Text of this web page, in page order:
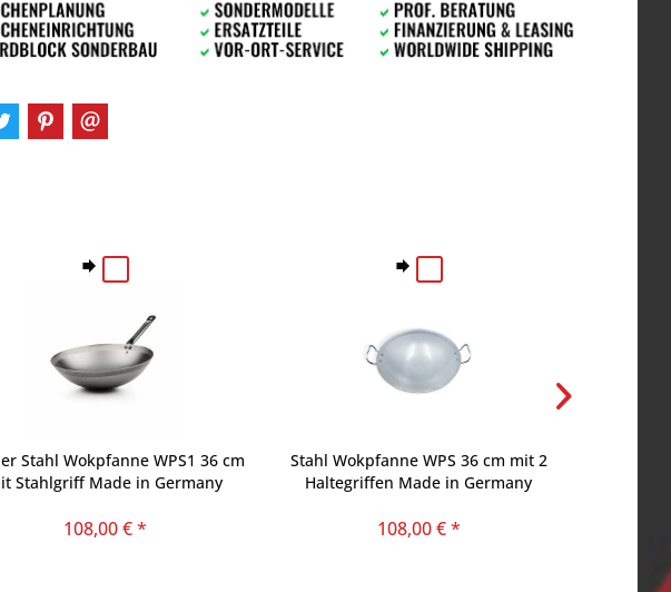
Stahl Wokpfanne WPS1 36 cm
Stahlgriff Made in Germany
108,00 € *
Stahl Wokpfanne WPS 36 cm mit 2
Haltegriffen Made in Germany
108,00 € *